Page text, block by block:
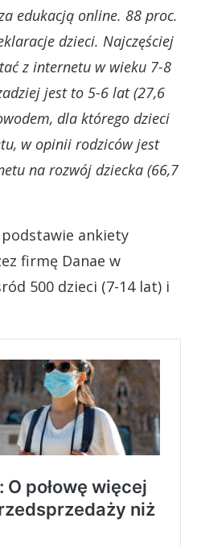
edukacją online. 88 proc.
dzieci. Najczęściej
z internetu w wieku 7-8
jest to 5-6 lat (27,6
dla którego dzieci
w opinii rodziców jest
na rozwój dziecka (66,7
podstawie ankiety
firmę Danae w
500 dzieci (7-14 lat) i